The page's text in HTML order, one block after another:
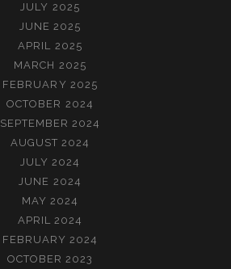
JULY 2025
JUNE 2025
APRIL 2025
MARCH 2025
FEBRUARY 2025
OCTOBER 2024
SEPTEMBER 2024
AUGUST 2024
JULY 2024
JUNE 2024
MAY 2024
APRIL 2024
FEBRUARY 2024
OCTOBER 2023